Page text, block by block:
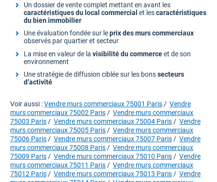
Un dossier de vente complet mettant en avant les
caractéristiques du local commercial et lescaractéristiques
du bien immobilier
Une évaluation fondée sur leprix des murs commerciaux
observés par quartier et secteur
La mise en valeur de la visibilité du commerceet de son
environnement
Une stratégie de diffusion ciblée sur les bonssecteurs
d’activité
Voir aussi :Vendre murs commerciaux 75001 Paris/ Vendre
murs commerciaux 75002 Paris/ Vendre murs commerciaux
75003 Paris/ Vendre murs commerciaux 75004 Paris/ Vendre
murs commerciaux 75005 Paris/ Vendre murs commerciaux
75006 Paris/ Vendre murs commerciaux 75007 Paris/ Vendre
murs commerciaux 75008 Paris/ Vendre murs commerciaux
75009 Paris/ Vendre murs commerciaux 75010 Paris/ Vendre
murs commerciaux 75011 Paris/ Vendre murs commerciaux
75012 Paris/ Vendre murs commerciaux 75013 Paris/ Vendre